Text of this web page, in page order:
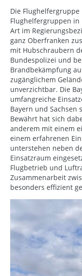
Die
Flughelfergruppen in
Art im
ganz Oberfranken
mit Hubschraubern
Bundespolizei und
Brandbekämpfung
zugänglichem
unverzichtbar. Die
umfangreiche
Bayern und Sachsen
Bewährt hat sich
anderem mit einem
einem erfahrenen
unterstehen neben
Einsatzraum
Flugbetrieb und
Zusammenarbeit
besonders effizient